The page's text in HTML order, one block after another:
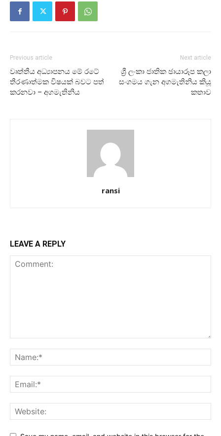
Previous article
වෘත්තීය අධ්‍යාපනය මේ රටේ
තීරණාත්මක විෂයක් බවට පත්
කරනවා – අගමැතිනිය
Next article
ශ්‍රී ලංකා ජාතික ඡායාරූප කලා
සංගමය ගැන අගමැතිනිය කියූ
කතාව
ransi
LEAVE A REPLY